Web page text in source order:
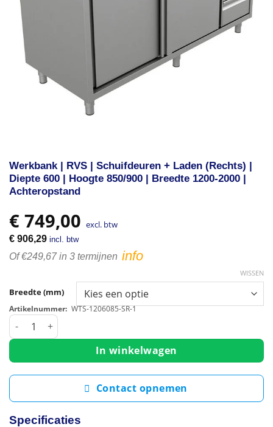
Werkbank | RVS | Schuifdeuren + Laden (Rechts) |
Diepte 600 | Hoogte 850/900 | Breedte 1200-2000 |
Achteropstand
€ 749,00 excl. btw
€ 906,29 incl. btw
Of €249,67 in 3 termijnen info
Breedte (mm)
WISSEN
Artikelnummer: WTS-1206085-SR-1
Werkbank | RVS | Schuifdeuren + Laden (Rechts) | Diepte
In winkelwagen
Contact opnemen
Specificaties